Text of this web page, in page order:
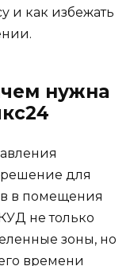
и как избежать
нужна
для
в помещения
не только
зоны, но
времени